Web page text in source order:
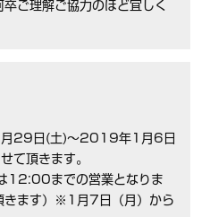
ご理解ご協力のほど宜しく
29日(土)～2019年1月6日
て頂きます。
までの営業となりま
きます）※1月7日（月）から